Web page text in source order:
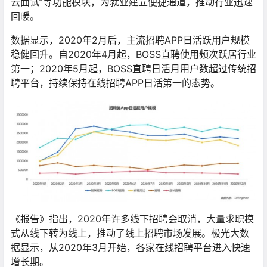
回暖。
数据显示，2020年2月后，主流招聘APP日活跃用户规模
稳健回升。自2020年4月起，BOSS直聘使用频次跃居行业
第一；2020年5月起，BOSS直聘日活月用户数超过传统招
聘平台，持续保持在线招聘APP日活第一的态势。
《报告》指出，2020年许多线下招聘会取消，大量求职模
式从线下转为线上，推动了线上招聘市场发展。极光大数
据显示，从2020年3月开始，各家在线招聘平台进入快速
增长期。